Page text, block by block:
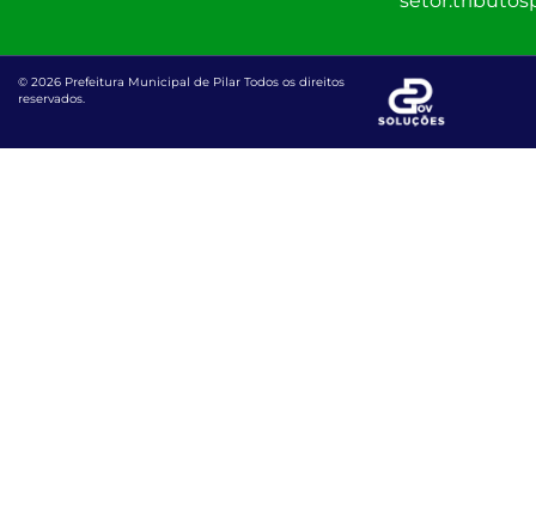
© 2026 Prefeitura Municipal de Pilar Todos os direitos
reservados.